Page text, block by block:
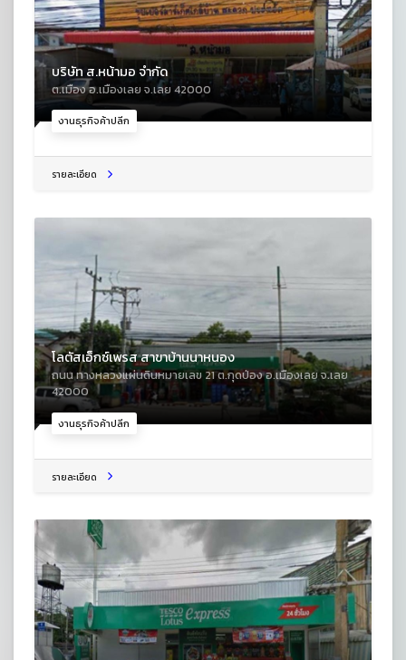
งานธุรกิจค้าปลีก
บริษัท ส.หน้ามอ จำกัด
ต.เมือง อ.เมืองเลย จ.เลย 42000
รายละเอียด
งานธุรกิจค้าปลีก
โลตัสเอ็กซ์เพรส สาขาบ้านนาหนอง
ถนน ทางหลวงแผ่นดินหมายเลข 21 ต.กุดป่อง อ.เมืองเลย จ.เลย
42000
รายละเอียด